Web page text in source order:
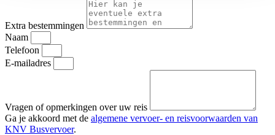
Extra bestemmingen
Naam
Telefoon
E-mailadres
Vragen of opmerkingen over uw reis
Ga je akkoord met de algemene vervoer- en reisvoorwaarden van
KNV Busvervoer.